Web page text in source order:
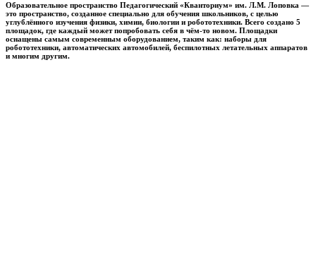
Образовательное пространство Педагогический «Кванториум» им. Л.М. Лоповка —
это пространство, созданное специально для обучения школьников, с целью
углублённого изучения физики, химии, биологии и робототехники. Всего создано 5
площадок, где каждый может попробовать себя в чём-то новом. Площадки
оснащены самым современным оборудованием, таким как: наборы для
робототехники, автоматических автомобилей, беспилотных летательных аппаратов
и многим другим.